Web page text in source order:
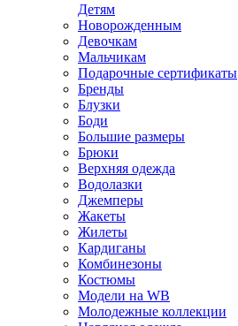
Детям
Новорожденным
Девочкам
Мальчикам
Подарочные сертификаты
Бренды
Блузки
Боди
Большие размеры
Брюки
Верхняя одежда
Водолазки
Джемперы
Жакеты
Жилеты
Кардиганы
Комбинезоны
Костюмы
Модели на WB
Молодежные коллекции